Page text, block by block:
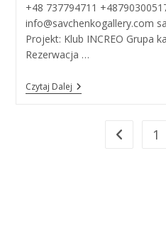
+48 737794711
info@savchenkogallery.com
Projekt: Klub INCREO Grupa
Rezerwacja …
Czytaj DalejWarsztaty
Z
SavchenkoGo to the1